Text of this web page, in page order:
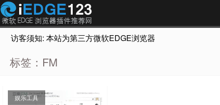
访客须知: 本站为第三方微软EDGE浏览器插件推荐网站，
标签：FM
娱乐工具